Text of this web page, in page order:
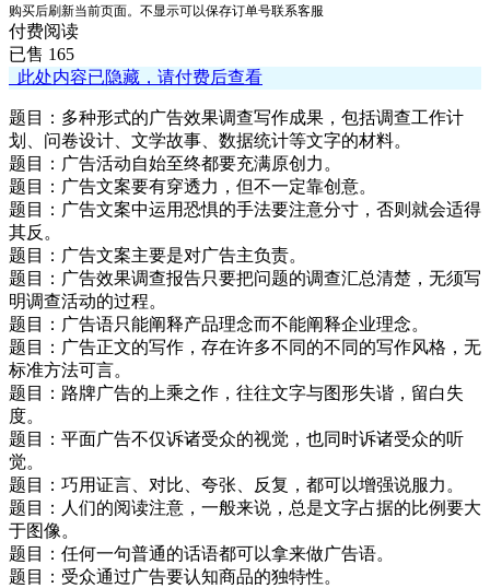
购买后刷新当前页面。不显示可以保存订单号联系客服
付费阅读
已售 165
此处内容已隐藏，请付费后查看
题目：多种形式的广告效果调查写作成果，包括调查工作计
划、问卷设计、文学故事、数据统计等文字的材料。
题目：广告活动自始至终都要充满原创力。
题目：广告文案要有穿透力，但不一定靠创意。
题目：广告文案中运用恐惧的手法要注意分寸，否则就会适得
其反。
题目：广告文案主要是对广告主负责。
题目：广告效果调查报告只要把问题的调查汇总清楚，无须写
明调查活动的过程。
题目：广告语只能阐释产品理念而不能阐释企业理念。
题目：广告正文的写作，存在许多不同的不同的写作风格，无
标准方法可言。
题目：路牌广告的上乘之作，往往文字与图形失谐，留白失
度。
题目：平面广告不仅诉诸受众的视觉，也同时诉诸受众的听
觉。
题目：巧用证言、对比、夸张、反复，都可以增强说服力。
题目：人们的阅读注意，一般来说，总是文字占据的比例要大
于图像。
题目：任何一句普通的话语都可以拿来做广告语。
题目：受众通过广告要认知商品的独特性。